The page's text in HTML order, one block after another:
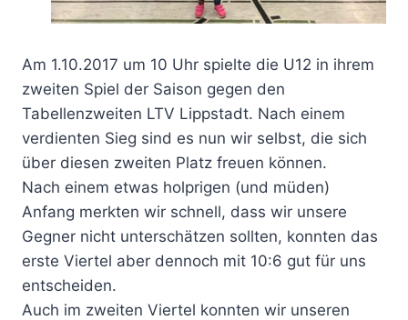
Am 1.10.2017 um 10 Uhr spielte die U12 in ihrem
zweiten Spiel der Saison gegen den
Tabellenzweiten LTV Lippstadt. Nach einem
verdienten Sieg sind es nun wir selbst, die sich
über diesen zweiten Platz freuen können.
Nach einem etwas holprigen (und müden)
Anfang merkten wir schnell, dass wir unsere
Gegner nicht unterschätzen sollten, konnten das
erste Viertel aber dennoch mit 10:6 gut für uns
entscheiden.
Auch im zweiten Viertel konnten wir unseren